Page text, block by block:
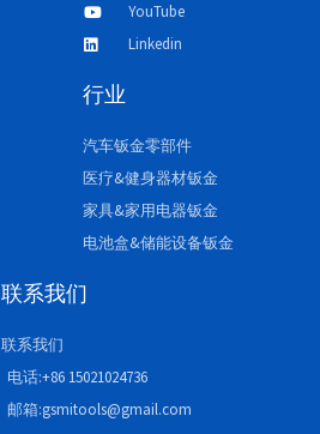
YouTube
Linkedin
行业
汽车钣金零部件
医疗&健身器材钣金
家具&家用电器钣金
电池盒&储能设备钣金
联系我们
联系我们
电话:+86 15021024736
邮箱:gsmitools@gmail.com